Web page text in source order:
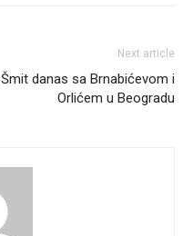
Next article
Šmit danas sa Brnabićevom i
Orlićem u Beogradu